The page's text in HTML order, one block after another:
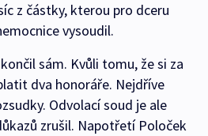
z částky, kterou pro dceru
vysoudil.
sám. Kvůli tomu, že si za
dva honoráře. Nejdříve
Odvolací soud je ale
zrušil. Napotřetí Poloček